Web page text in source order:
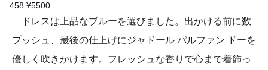
458 ¥5500
ドレスは上品なブルーを選びました。出かける前に数
プッシュ、最後の仕上げにジャドール パルファン ドーを
優しく吹きかけます。フレッシュな香りで心まで着飾っ